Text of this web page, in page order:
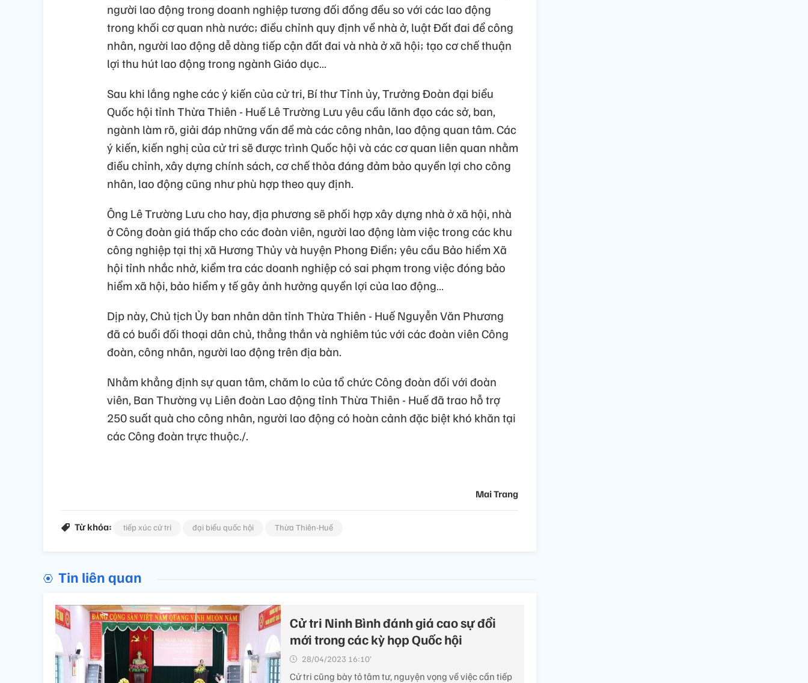
người lao động trong doanh nghiệp tương đối đồng đều so với các lao động
trong khối cơ quan nhà nước; điều chỉnh quy định về nhà ở, luật Đất đai để công
nhân, người lao động dễ dàng tiếp cận đất đai và nhà ở xã hội; tạo cơ chế thuận
lợi thu hút lao động trong ngành Giáo dục…
Sau khi lắng nghe các ý kiến của cử tri, Bí thư Tỉnh ủy, Trưởng Đoàn đại biểu
Quốc hội tỉnh Thừa Thiên - Huế Lê Trường Lưu yêu cầu lãnh đạo các sở, ban,
ngành làm rõ, giải đáp những vấn đề mà các công nhân, lao động quan tâm. Các
ý kiến, kiến nghị của cử tri sẽ được trình Quốc hội và các cơ quan liên quan nhằm
điều chỉnh, xây dựng chính sách, cơ chế thỏa đáng đảm bảo quyền lợi cho công
nhân, lao động cũng như phù hợp theo quy định.
Ông Lê Trường Lưu cho hay, địa phương sẽ phối hợp xây dựng nhà ở xã hội, nhà
ở Công đoàn giá thấp cho các đoàn viên, người lao động làm việc trong các khu
công nghiệp tại thị xã Hương Thủy và huyện Phong Điền; yêu cầu Bảo hiểm Xã
hội tỉnh nhắc nhở, kiểm tra các doanh nghiệp có sai phạm trong việc đóng bảo
hiểm xã hội, bảo hiểm y tế gây ảnh hưởng quyền lợi của lao động…
Dịp này, Chủ tịch Ủy ban nhân dân tỉnh Thừa Thiên - Huế Nguyễn Văn Phương
đã có buổi đối thoại dân chủ, thẳng thắn và nghiêm túc với các đoàn viên Công
đoàn, công nhân, người lao động trên địa bàn.
Nhằm khẳng định sự quan tâm, chăm lo của tổ chức Công đoàn đối với đoàn
viên, Ban Thường vụ Liên đoàn Lao động tỉnh Thừa Thiên - Huế đã trao hỗ trợ
250 suất quà cho công nhân, người lao động có hoàn cảnh đặc biệt khó khăn tại
các Công đoàn trực thuộc./.
Mai Trang
Từ khóa: tiếp xúc cử tri đại biểu quốc hội Thừa Thiên-Huế
Tin liên quan
Cử tri Ninh Bình đánh giá cao sự đổi
mới trong các kỳ họp Quốc hội
28/04/2023 16:10’
Cử tri cũng bày tỏ tâm tư, nguyện vọng về việc cần tiếp